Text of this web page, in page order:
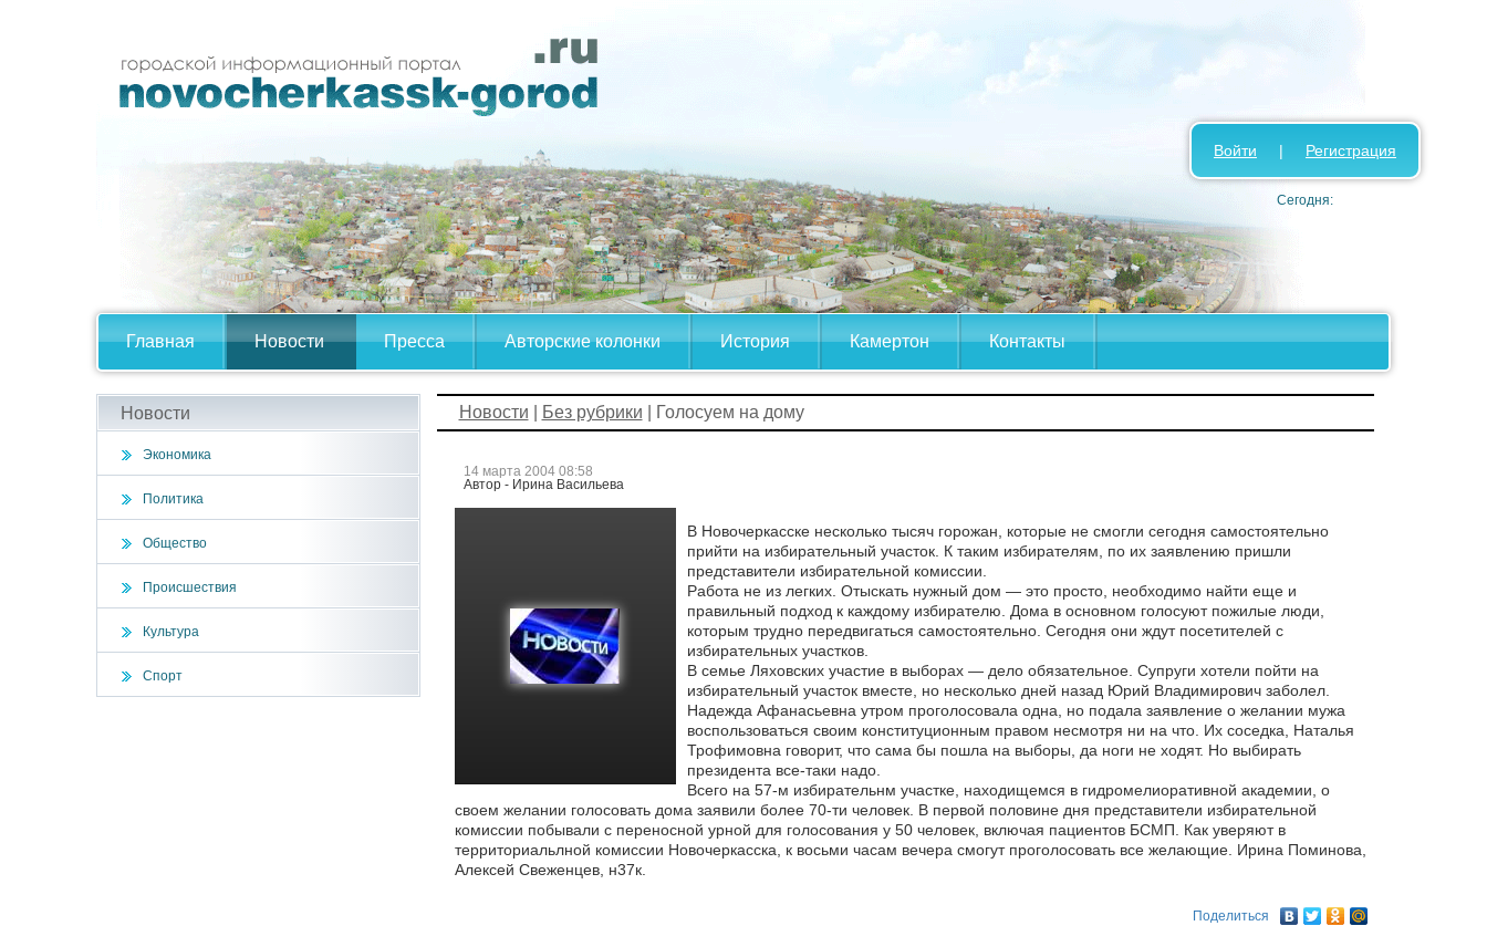
Главная Новости Пресса Авторские колонки История Камертон Контакты
Войти | Регистрация
Сегодня:
Новости
Экономика
Политика
Общество
Происшествия
Культура
Спорт
Новости Без рубрики | Голосуем на дому
14 марта 2004 08:58
Автор - Ирина Васильева
В Новочеркасске несколько тысяч горожан, которые не смогли сегодня самостоятельно
прийти на избирательный участок. К таким избирателям, по их заявлению пришли
представители избирательной комиссии.
Работа не из легких. Отыскать нужный дом — это просто, необходимо найти еще и
правильный подход к каждому избирателю. Дома в основном голосуют пожилые люди,
которым трудно передвигаться самостоятельно. Сегодня они ждут посетителей с
избирательных участков.
В семье Ляховских участие в выборах — дело обязательное. Супруги хотели пойти на
избирательный участок вместе, но несколько дней назад Юрий Владимирович заболел.
Надежда Афанасьевна утром проголосовала одна, но подала заявление о желании мужа
воспользоваться своим конституционным правом несмотря ни на что. Их соседка, Наталья
Трофимовна говорит, что сама бы пошла на выборы, да ноги не ходят. Но выбирать
президента все-таки надо.
Всего на 57-м избирательнм участке, находищемся в гидромелиоративной академии, о
своем желании голосовать дома заявили более 70-ти человек. В первой половине дня представители избирательной
комиссии побывали с переносной урной для голосования у 50 человек, включая пациентов БСМП. Как уверяют в
территориальлной комиссии Новочеркасска, к восьми часам вечера смогут проголосовать все желающие. Ирина Поминова,
Алексей Свеженцев, н37к.
Поделиться